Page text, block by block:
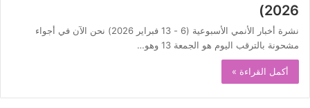
2026)
نشرة أخبار الأنمي الأسبوعية (6 - 13 فبراير 2026) نحن الآن في أجواء
مشحونة بالترقب اليوم هو الجمعة 13 وهو…
أكمل القراءة »